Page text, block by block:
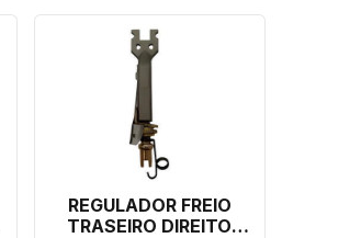
REGULADOR FREIO
TRASEIRO DIREITO